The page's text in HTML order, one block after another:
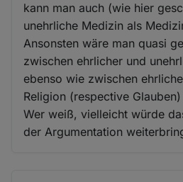
kann man auch (wie hier
unehrliche Medizin als
Ansonsten wäre man quasi
zwischen ehrlicher und
ebenso wie zwischen
Religion (respective
Wer weiß, vielleicht würde
der Argumentation